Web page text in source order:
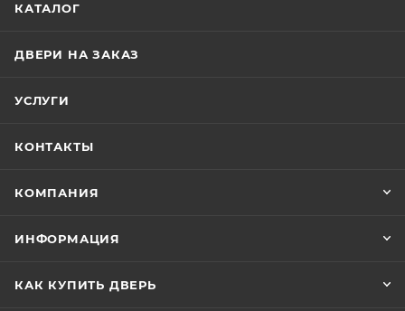
КАТАЛОГ
ДВЕРИ НА ЗАКАЗ
УСЛУГИ
КОНТАКТЫ
КОМПАНИЯ
ИНФОРМАЦИЯ
КАК КУПИТЬ ДВЕРЬ